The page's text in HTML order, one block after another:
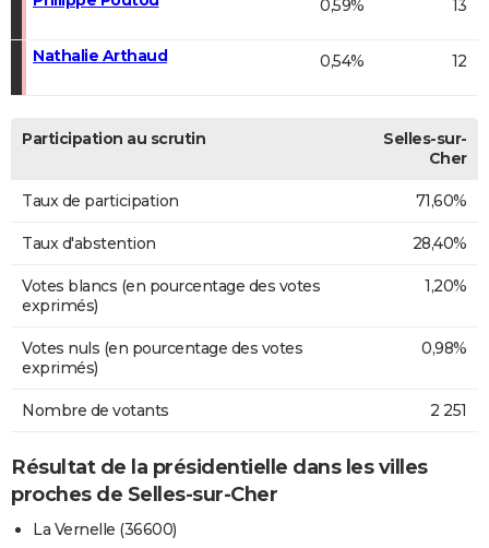
0,59% 13
Nathalie Arthaud 0,54% 12
Participation au scrutin
Selles-sur-
Cher
Taux de participation 71,60%
Taux d'abstention 28,40%
Votes blancs (en pourcentage des votes
exprimés)
1,20%
Votes nuls (en pourcentage des votes
exprimés)
0,98%
Nombre de votants 2 251
Résultat de la présidentielle dans les villes
proches de Selles-sur-Cher
La Vernelle (36600)